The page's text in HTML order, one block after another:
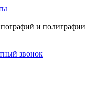
и полиграфии
звонок